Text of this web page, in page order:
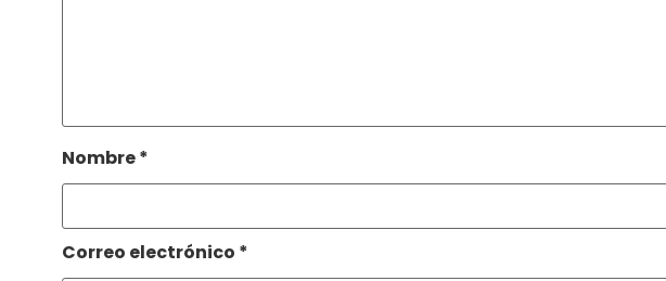
Nombre*
Correo electrónico *